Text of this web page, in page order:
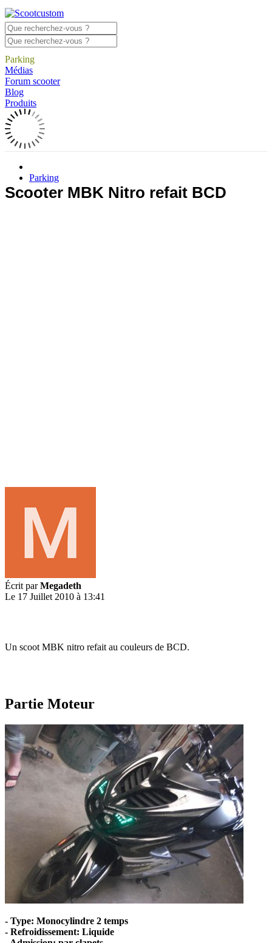
Parking
Médias
Forum scooter
Blog
Produits
Parking
Scooter MBK Nitro refait BCD
Écrit parMegadeth
Le 17 Juillet 2010 à 13:41
Un scoot MBK nitro refait au couleurs de BCD.
Partie Moteur
- Type: Monocylindre 2 temps
- Refroidissement: Liquide